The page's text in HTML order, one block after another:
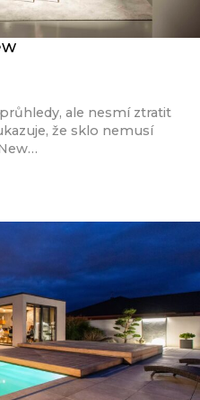
ale nesmí ztratit
že sklo nemusí